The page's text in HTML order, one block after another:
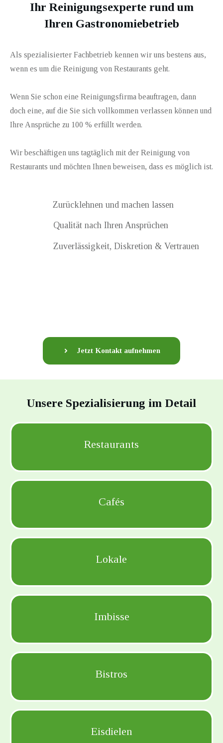
Ihr Reinigungsexperte rund um
Ihren Gastronomiebetrieb
Als spezialisierter Fachbetrieb kennen wir uns bestens aus,
wenn es um die Reinigung von Restaurants geht.
Wenn Sie schon eine Reinigungsfirma beauftragen, dann
doch eine, auf die Sie sich vollkommen verlassen können und
Ihre Ansprüche zu 100 % erfüllt werden.
Wir beschäftigen uns tagtäglich mit der Reinigung von
Restaurants und möchten Ihnen beweisen, dass es möglich ist.
Zurücklehnen und machen lassen
Qualität nach Ihren Ansprüchen
Zuverlässigkeit, Diskretion & Vertrauen
Jetzt Kontakt aufnehmen
Unsere Spezialisierung im Detail
Restaurants
Cafés
Lokale
Imbisse
Bistros
Eisdielen